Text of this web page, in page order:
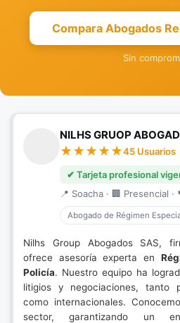
Compara Abogados
Sin
NILHS GRUOP
45 Usuarios
✔ Tarjeta profesional
📍 Soacha · 🏢 Presencial ·
Abogado de Régimen
Nilhs Group Abogados SAS,
ofrece asesoría experta en
Policía. Nuestro equipo ha
litigios y negociaciones, tanto
como internacionales.
sector, garantizando un